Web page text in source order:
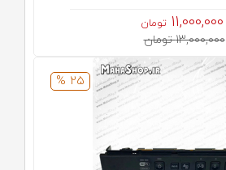
11,000,000 تومان
13,000,000 تومان
25 %